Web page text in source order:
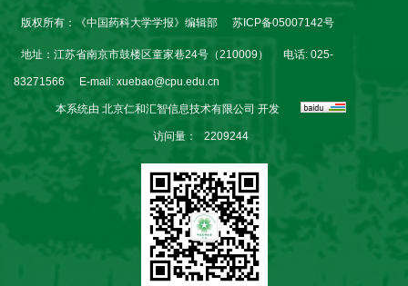
版权所有：《中国药科大学学报》编辑部 苏ICP备05007142号
地址：江苏省南京市鼓楼区童家巷24号（210009） 电话: 025-
83271566 E-mail: xuebao@cpu.edu.cn
本系统由 北京仁和汇智信息技术有限公司 开发
访问量： 2209244